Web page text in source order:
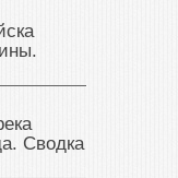
Сводка